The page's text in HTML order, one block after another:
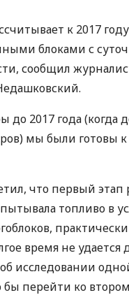
к 2017
блоками с
сообщил
до 2017 года (когда
мы были готовы
что первый этап
топливо в
время не удается
исследовании
бы перейти ко